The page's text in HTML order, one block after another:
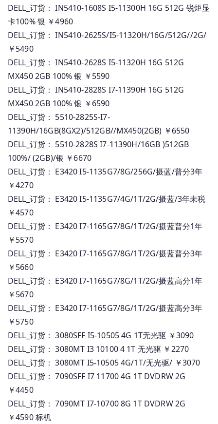
DELL_订货： IN5410-1608S I5-11300H 16G 512G 锐炬显
卡100% 银 ￥4960
DELL_订货： IN5410-2625S/I5-11320H/16G/512G//2G/
￥5490
DELL_订货： IN5410-2628S I5-11320H 16G 512G
MX450 2GB 100% 银 ￥5590
DELL_订货： IN5410-2828S I7-11390H 16G 512G
MX450 2GB 100% 银 ￥6590
DELL_订货： 5510-2825S-I7-
11390H/16GB(8GX2)/512GB//MX450(2GB) ￥6550
DELL_订货： 5510-2828S I7-11390H/16GB )512GB
100%/ (2GB)/银 ￥6670
DELL_订货： E3420 I5-1135G7/8G/256G/摄蓝/普分3年
￥4270
DELL_订货： E3420 I5-1135G7/4G/1T/2G/摄蓝/3年未税
￥4570
DELL_订货： E3420 I7-1165G7/8G/1T/2G/摄蓝普分1年
￥5570
DELL_订货： E3420 I7-1165G7/8G/1T/2G/摄蓝普分3年
￥5660
DELL_订货： E3420 I7-1165G7/8G/1T/2G/摄蓝高分1年
￥5670
DELL_订货： E3420 I7-1165G7/8G/1T/2G/摄蓝高分3年
￥5750
DELL_订货： 3080SFF I5-10505 4G 1T无光驱 ￥3090
DELL_订货： 3080MT I3 10100 4 1T 无光驱 ￥2270
DELL_订货： 3080MT I5-10505 4G/1T/无光驱/ ￥3070
DELL_订货： 7090SFF I7 11700 4G 1T DVDRW 2G
￥4450
DELL_订货： 7090MT I7-10700 8G 1T DVDRW 2G
￥4590 标机